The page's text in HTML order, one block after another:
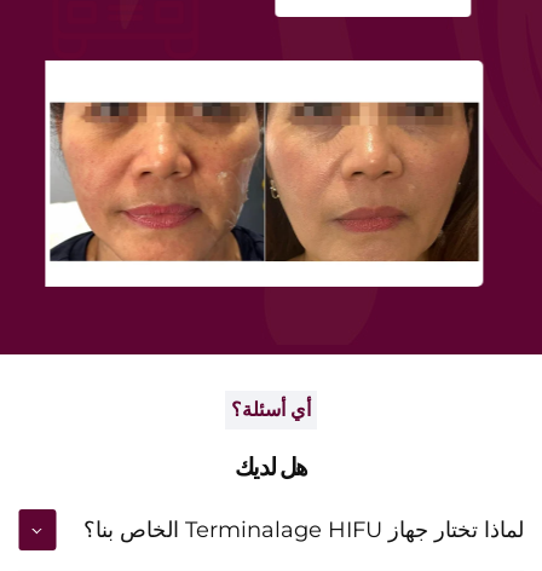
أي أسئلة؟
هل لديك
لماذا تختار جهاز Terminalage HIFU الخاص بنا؟